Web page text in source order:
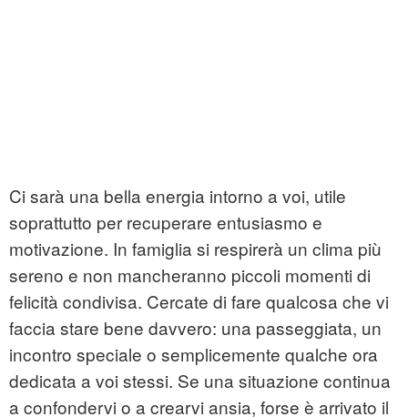
Ci sarà una bella energia intorno a voi, utile
soprattutto per recuperare entusiasmo e
motivazione. In famiglia si respirerà un clima più
sereno e non mancheranno piccoli momenti di
felicità condivisa. Cercate di fare qualcosa che vi
faccia stare bene davvero: una passeggiata, un
incontro speciale o semplicemente qualche ora
dedicata a voi stessi. Se una situazione continua
a confondervi o a crearvi ansia, forse è arrivato il